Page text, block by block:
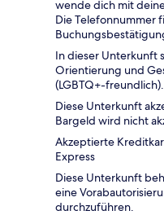
wende dich mit
Die Telefonnummer
In dieser Unterkunft
Orientierung und
(LGBTQ+-freundlich).
Diese Unterkunft
Bargeld wird nicht
Akzeptierte
Express
Diese Unterkunft
eine
durchzuführen.